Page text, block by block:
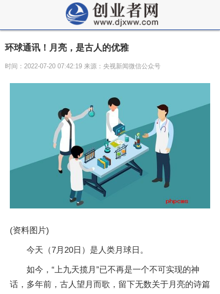
环球通讯！月亮，是古人的优雅
时间：2022-07-20 07:42:19 来源：央视新闻微信公众号
(资料图片)
今天（7月20日）是人类月球日。
如今，“上九天揽月”已不再是一个不可实现的神
话，多年前，古人望月而歌，留下无数关于月亮的诗篇